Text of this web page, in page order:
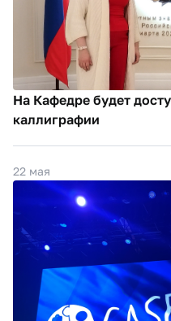
На Кафедре будет
каллиграфии
22 мая